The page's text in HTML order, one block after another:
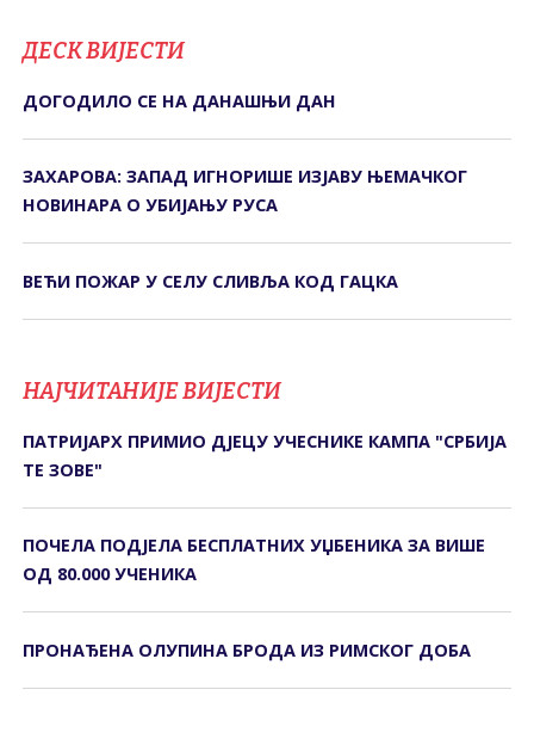
ДЕСК ВИЈЕСТИ
ДОГОДИЛО СЕ НА ДАНАШЊИ ДАН
ЗАХАРОВА: ЗАПАД ИГНОРИШЕ ИЗЈАВУ ЊЕМАЧКОГ
НОВИНАРА О УБИЈАЊУ РУСА
ВЕЋИ ПОЖАР У СЕЛУ СЛИВЉА КОД ГАЦКА
НАЈЧИТАНИЈЕ ВИЈЕСТИ
ПАТРИЈАРХ ПРИМИО ДЈЕЦУ УЧЕСНИКЕ КАМПА "СРБИЈА
ТЕ ЗОВЕ"
ПОЧЕЛА ПОДЈЕЛА БЕСПЛАТНИХ УЏБЕНИКА ЗА ВИШЕ
ОД 80.000 УЧЕНИКА
ПРОНАЂЕНА ОЛУПИНА БРОДА ИЗ РИМСКОГ ДОБА